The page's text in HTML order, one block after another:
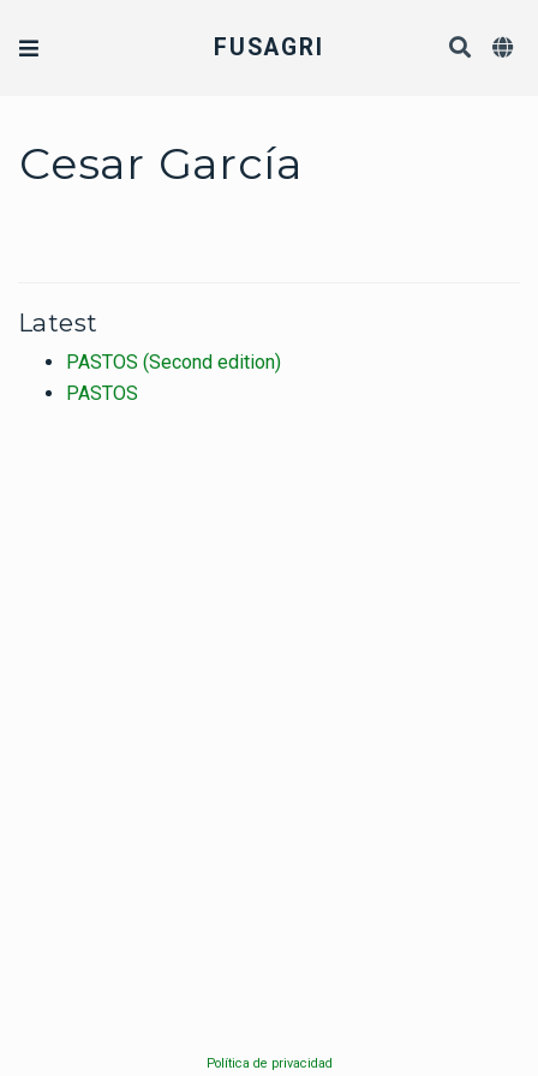
FUSAGRI
Cesar García
Latest
PASTOS (Second edition)
PASTOS
Política de privacidad